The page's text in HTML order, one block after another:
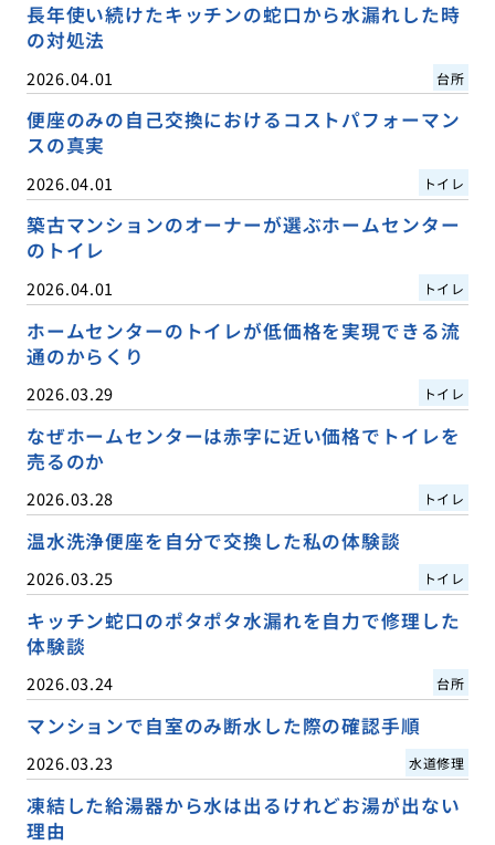
長年使い続けたキッチンの蛇口から水漏れした時
の対処法
2026.04.01 台所
便座のみの自己交換におけるコストパフォーマン
スの真実
2026.04.01 トイレ
築古マンションのオーナーが選ぶホームセンター
のトイレ
2026.04.01 トイレ
ホームセンターのトイレが低価格を実現できる流
通のからくり
2026.03.29 トイレ
なぜホームセンターは赤字に近い価格でトイレを
売るのか
2026.03.28 トイレ
温水洗浄便座を自分で交換した私の体験談
2026.03.25 トイレ
キッチン蛇口のポタポタ水漏れを自力で修理した
体験談
2026.03.24 台所
マンションで自室のみ断水した際の確認手順
2026.03.23 水道修理
凍結した給湯器から水は出るけれどお湯が出ない
理由